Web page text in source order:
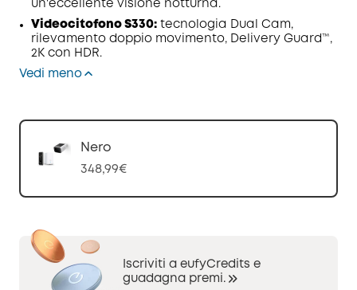
un'eccellente visione notturna.
Videocitofono S330: tecnologia Dual Cam,
rilevamento doppio movimento, Delivery Guard™,
2K con HDR.
Vedi meno
Nero
348,99€
Iscriviti a eufyCredits e
guadagna premi.